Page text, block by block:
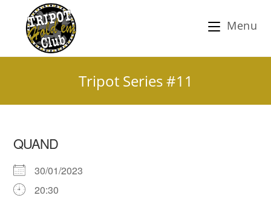
Menu
Tripot Series #11
QUAND
30/01/2023
20:30